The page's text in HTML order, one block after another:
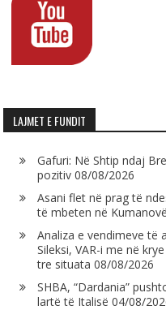
LAJMET E FUNDIT
Gafuri: Në Shtip ndaj
pozitiv 08/08/2026
Asani flet në prag të
të mbeten në
Analiza e vendimeve të
Sileksi, VAR-i me në
tre situata 08/08/2026
SHBA, “Dardania”
lartë të Italisë 04/08/